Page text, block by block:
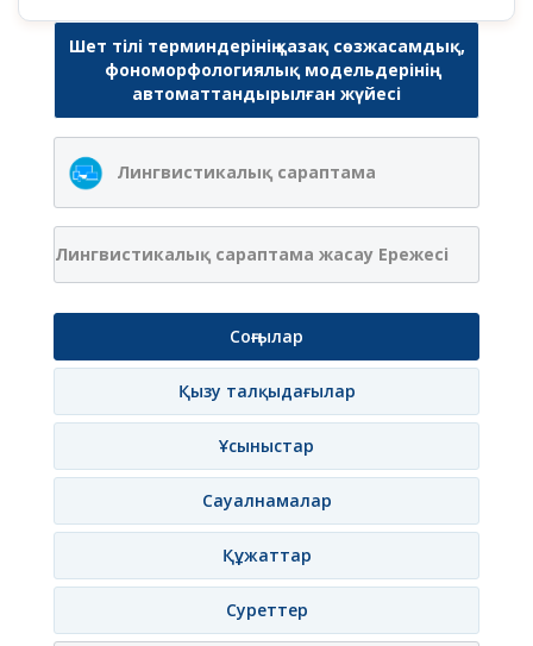
Шет тілі терминдерінің қазақ сөзжасамдық,
фономорфологиялық модельдерінің
автоматтандырылған жүйесі
Лингвистикалық сараптама
Лингвистикалық сараптама жасау Ережесі
Соңғылар
Қызу талқыдағылар
Ұсыныстар
Сауалнамалар
Құжаттар
Суреттер